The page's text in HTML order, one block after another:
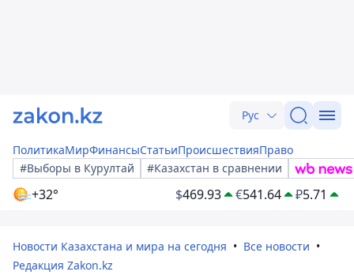
Рус
ПолитикаМирФинансыСтатьиПроисшествияПраво
#Выборы в Курултай
#Казахстан в сравнении
+32° $469.93 €541.64 ₽5.71
Новости Казахстана и мира на сегодня
Все новости
Редакция Zakon.kz